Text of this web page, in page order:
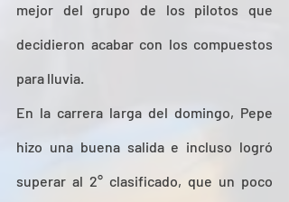
mejor del grupo de los pilotos que
decidieron acabar con los compuestos
para lluvia.
En la carrera larga del domingo, Pepe
hizo una buena salida e incluso logró
superar al 2° clasificado, que un poco